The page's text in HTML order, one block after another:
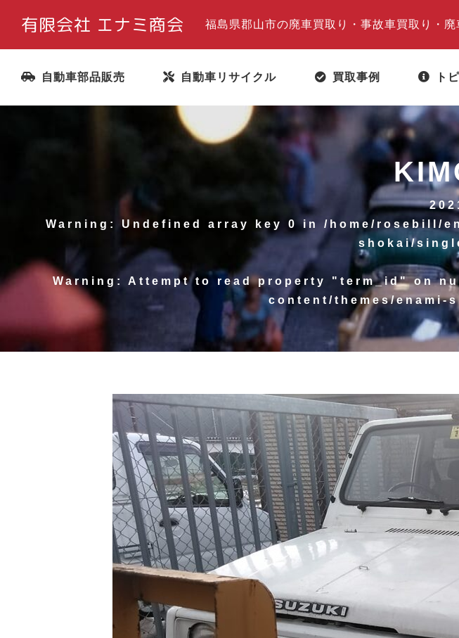
有限会社 エナミ商会 福島県郡山市の廃車買取り・事故車買取り・
自動車部品販売 自動車リサイクル 買取事例 ト
お問い合わせ・見積り
Warning : Undefined array key 0 in /home/rosebill/
shokai/
Warning : Attempt to read property "term_id" on
content/themes/enami-